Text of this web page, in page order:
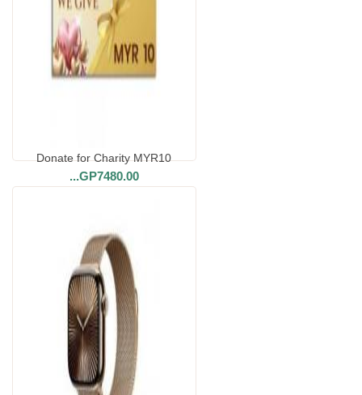
Donate for Charity MYR10
...GP7480.00